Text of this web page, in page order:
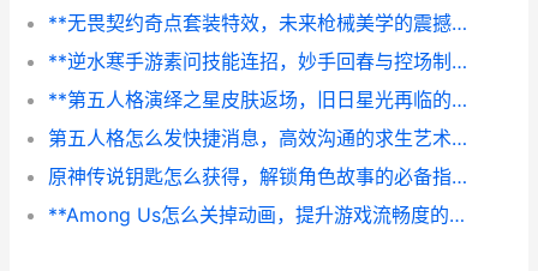
**无畏契约奇点套装特效，未来枪械美学的震撼诠释，副标题，一次关于视觉与感知的维度跃迁**
**逆水寒手游素问技能连招，妙手回春与控场制胜之道**
**第五人格演绎之星皮肤返场，旧日星光再临的盛宴，副标题，一场关于情怀与美的双重奏鸣**
第五人格怎么发快捷消息，高效沟通的求生艺术，副标题，信号博弈中的默契密码
原神传说钥匙怎么获得，解锁角色故事的必备指南
**Among Us怎么关掉动画，提升游戏流畅度的技巧**